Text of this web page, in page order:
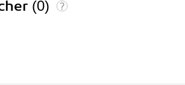
(0)